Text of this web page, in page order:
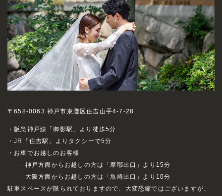
〒658-0063 神戸市東灘区住吉山手4-7-28
・阪急神戸線「御影駅」より徒歩5分
・JR「住吉駅」よりタクシーで5分
・お車でお越しのお客様
- 神戸方面からお越しの方は「摩耶出口」より15分
- 大阪方面からお越しの方は「魚崎出口」より10分
駐車スペースが限られておりますので、大変恐縮ではございますが、